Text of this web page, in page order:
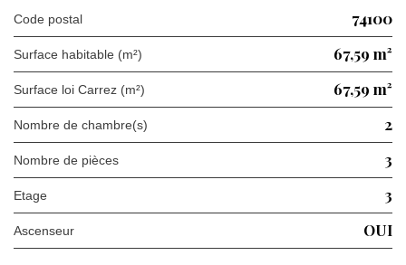
Code postal 74100
Surface habitable (m²) 67,59 m²
Surface loi Carrez (m²) 67,59 m²
Nombre de chambre(s) 2
Nombre de pièces 3
Etage 3
Ascenseur OUI